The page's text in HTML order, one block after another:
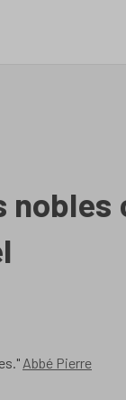
nobles
Abbé Pierre